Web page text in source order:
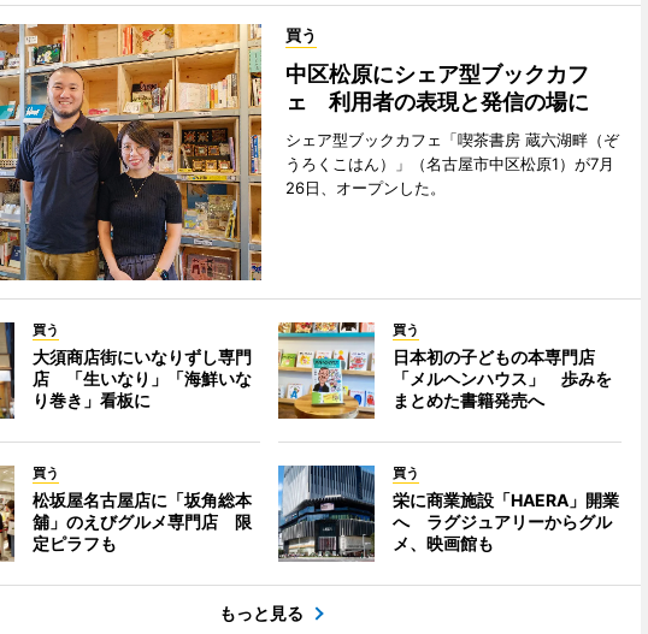
買う
中区松原にシェア型ブックカフ
ェ 利用者の表現と発信の場に
シェア型ブックカフェ「喫茶書房 蔵六湖畔（ぞ
うろくこはん）」（名古屋市中区松原1）が7月
26日、オープンした。
買う
大須商店街にいなりずし専門
店 「生いなり」「海鮮いな
り巻き」看板に
買う
日本初の子どもの本専門店
「メルヘンハウス」 歩みを
まとめた書籍発売へ
買う
松坂屋名古屋店に「坂角総本
舖」のえびグルメ専門店 限
定ピラフも
買う
栄に商業施設「HAERA」開業
へ ラグジュアリーからグル
メ、映画館も
もっと見る